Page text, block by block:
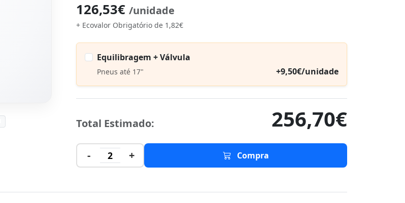
126,53€ /unidade
+ Ecovalor Obrigatório de 1,82€
Equilibragem + Válvula
Pneus até 17" +9,50€/unidade
Total Estimado: 256,70€
- 2 + Compra